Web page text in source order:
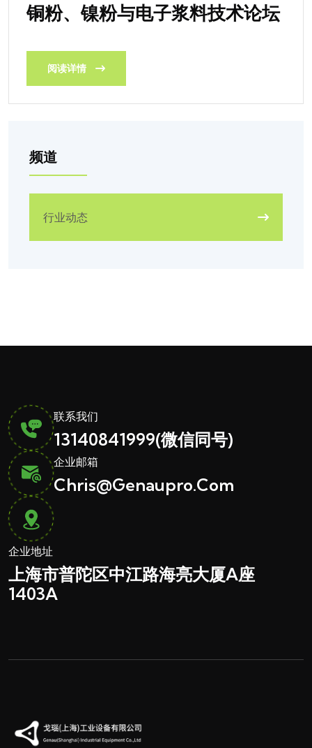
铜粉、镍粉与电子浆料技术论坛
阅读详情
频道
行业动态
联系我们
13140841999(微信同号)
企业邮箱
Chris@genaupro.com
企业地址
上海市普陀区中江路海亮大厦A座
1403A